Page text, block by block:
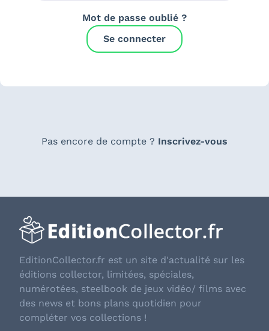
Mot de passe oublié ?
Se connecter
Pas encore de compte ? Inscrivez-vous
EditionCollector.fr est un site d'actualité sur les
éditions collector, limitées, spéciales,
numérotées, steelbook de jeux vidéo/ films avec
des news et bons plans quotidien pour
compléter vos collections !